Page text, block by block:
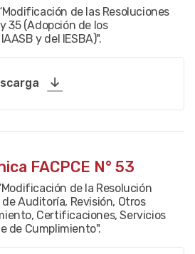
de las Resoluciones
35 (Adopción de los
y del IESBA)".
FACPCE N° 53
de la Resolución
de Auditoría, Revisión, Otros
Certificaciones, Servicios
de Cumplimiento".